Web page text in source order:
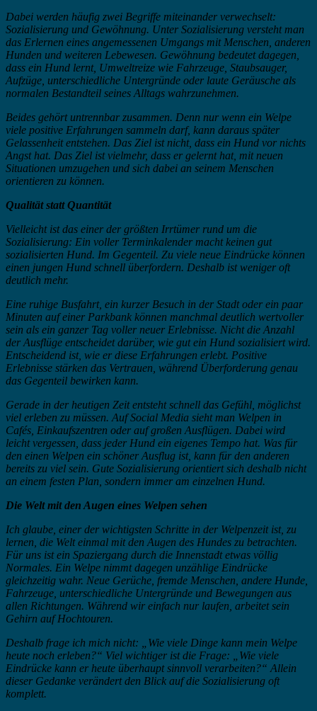
Dabei werden häufig zwei Begriffe miteinander verwechselt:
Sozialisierung und Gewöhnung. Unter Sozialisierung versteht man
das Erlernen eines angemessenen Umgangs mit Menschen, anderen
Hunden und weiteren Lebewesen. Gewöhnung bedeutet dagegen,
dass ein Hund lernt, Umweltreize wie Fahrzeuge, Staubsauger,
Aufzüge, unterschiedliche Untergründe oder laute Geräusche als
normalen Bestandteil seines Alltags wahrzunehmen.
Beides gehört untrennbar zusammen. Denn nur wenn ein Welpe
viele positive Erfahrungen sammeln darf, kann daraus später
Gelassenheit entstehen. Das Ziel ist nicht, dass ein Hund vor nichts
Angst hat. Das Ziel ist vielmehr, dass er gelernt hat, mit neuen
Situationen umzugehen und sich dabei an seinem Menschen
orientieren zu können.
Qualität statt Quantität
Vielleicht ist das einer der größten Irrtümer rund um die
Sozialisierung: Ein voller Terminkalender macht keinen gut
sozialisierten Hund. Im Gegenteil. Zu viele neue Eindrücke können
einen jungen Hund schnell überfordern. Deshalb ist weniger oft
deutlich mehr.
Eine ruhige Busfahrt, ein kurzer Besuch in der Stadt oder ein paar
Minuten auf einer Parkbank können manchmal deutlich wertvoller
sein als ein ganzer Tag voller neuer Erlebnisse. Nicht die Anzahl
der Ausflüge entscheidet darüber, wie gut ein Hund sozialisiert wird.
Entscheidend ist, wie er diese Erfahrungen erlebt. Positive
Erlebnisse stärken das Vertrauen, während Überforderung genau
das Gegenteil bewirken kann.
Gerade in der heutigen Zeit entsteht schnell das Gefühl, möglichst
viel erleben zu müssen. Auf Social Media sieht man Welpen in
Cafés, Einkaufszentren oder auf großen Ausflügen. Dabei wird
leicht vergessen, dass jeder Hund ein eigenes Tempo hat. Was für
den einen Welpen ein schöner Ausflug ist, kann für den anderen
bereits zu viel sein. Gute Sozialisierung orientiert sich deshalb nicht
an einem festen Plan, sondern immer am einzelnen Hund.
Die Welt mit den Augen eines Welpen sehen
Ich glaube, einer der wichtigsten Schritte in der Welpenzeit ist, zu
lernen, die Welt einmal mit den Augen des Hundes zu betrachten.
Für uns ist ein Spaziergang durch die Innenstadt etwas völlig
Normales. Ein Welpe nimmt dagegen unzählige Eindrücke
gleichzeitig wahr. Neue Gerüche, fremde Menschen, andere Hunde,
Fahrzeuge, unterschiedliche Untergründe und Bewegungen aus
allen Richtungen. Während wir einfach nur laufen, arbeitet sein
Gehirn auf Hochtouren.
Deshalb frage ich mich nicht: „Wie viele Dinge kann mein Welpe
heute noch erleben?“ Viel wichtiger ist die Frage: „Wie viele
Eindrücke kann er heute überhaupt sinnvoll verarbeiten?“ Allein
dieser Gedanke verändert den Blick auf die Sozialisierung oft
komplett.